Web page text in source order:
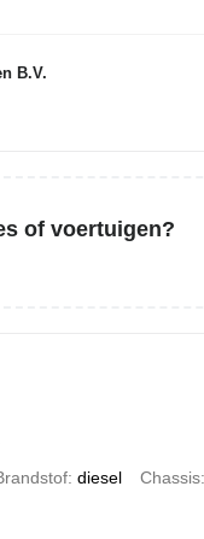
B.V.
of voertuigen?
diesel Chassis